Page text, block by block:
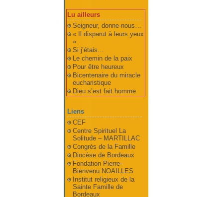
Lu ailleurs
Seigneur, donne-nous…
« Il disparut à leurs yeux
»
Si j’étais…
Le chemin de la paix
Pour être heureux
Bicentenaire du miracle
eucharistique
Dieu s’est fait homme
Liens
CEF
Centre Spirituel La
Solitude – MARTILLAC
Congrès de la Famille
Diocèse de Bordeaux
Fondation Pierre-
Bienvenu NOAILLES
Institut religieux de la
Sainte Famille de
Bordeaux